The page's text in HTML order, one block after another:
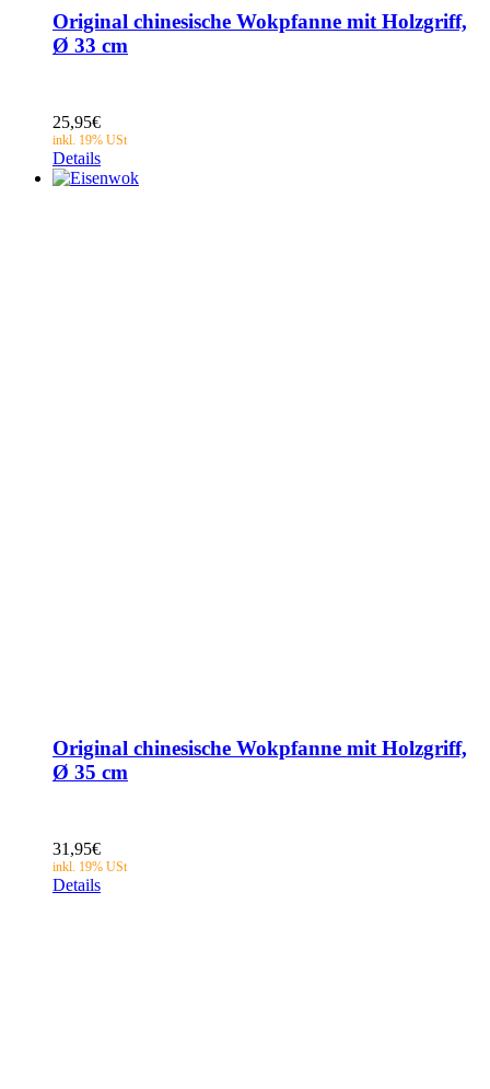
Original chinesische Wokpfanne mit Holzgriff,
Ø 33 cm
25,95€
Details
Original chinesische Wokpfanne mit Holzgriff,
Ø 35 cm
31,95€
Details